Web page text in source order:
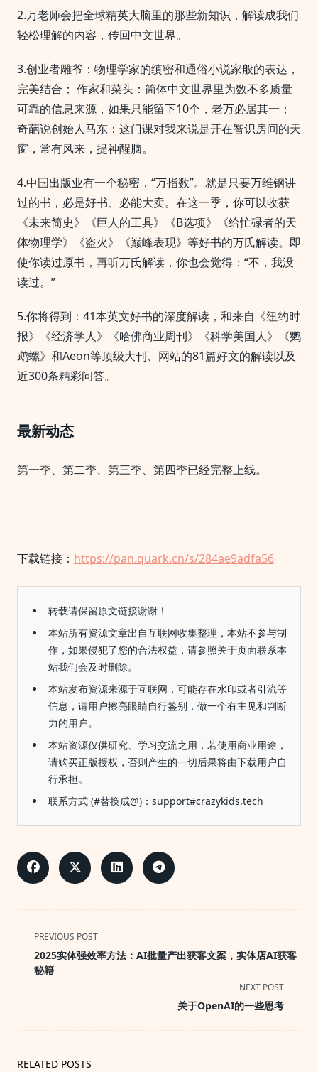
2.万老师会把全球精英大脑里的那些新知识，解读成我们
轻松理解的内容，传回中文世界。
3.创业者雕爷：物理学家的缜密和通俗小说家般的表达，
完美结合； 作家和菜头：简体中文世界里为数不多质量
可靠的信息来源，如果只能留下10个，老万必居其一；
奇葩说创始人马东：这门课对我来说是开在智识房间的天
窗，常有风来，提神醒脑。
4.中国出版业有一个秘密，“万指数”。就是只要万维钢讲
过的书，必是好书、必能大卖。在这一季，你可以收获
《未来简史》《巨人的工具》《B选项》《给忙碌者的天
体物理学》《盗火》《巅峰表现》等好书的万氏解读。即
使你读过原书，再听万氏解读，你也会觉得：“不，我没
读过。”
5.你将得到：41本英文好书的深度解读，和来自《纽约时
报》《经济学人》《哈佛商业周刊》《科学美国人》《鹦
鹉螺》和Aeon等顶级大刊、网站的81篇好文的解读以及
近300条精彩问答。
最新动态
第一季、第二季、第三季、第四季已经完整上线。
下载链接： https://pan.quark.cn/s/284ae9adfa56
转载请保留原文链接谢谢！
本站所有资源文章出自互联网收集整理，本站不参与制
作，如果侵犯了您的合法权益，请参照关于页面联系本
站我们会及时删除。
本站发布资源来源于互联网，可能存在水印或者引流等
信息，请用户擦亮眼睛自行鉴别，做一个有主见和判断
力的用户。
本站资源仅供研究、学习交流之用，若使用商业用途，
请购买正版授权，否则产生的一切后果将由下载用户自
行承担。
联系方式 (#替换成@)：support#crazykids.tech
<span
class="nav-
subtitle
PREVIOUS POST
2025实体强效率方法：AI批量产出获客文案，实体店AI获客
秘籍
NEXT POST
关于OpenAI的一些思考
RELATED POSTS